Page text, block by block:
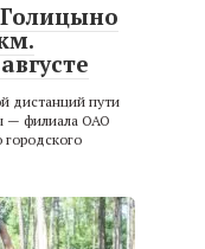
дистанций пути
— филиала ОАО